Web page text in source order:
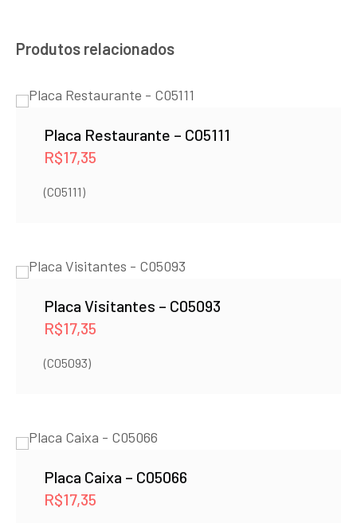
Produtos relacionados
Placa Restaurante – C05111
R$17,35
(C05111)
Placa Visitantes – C05093
R$17,35
(C05093)
Placa Caixa – C05066
R$17,35